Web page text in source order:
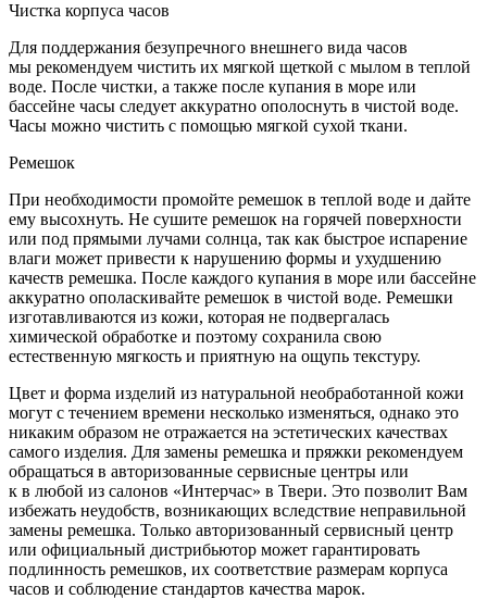
Чистка корпуса часов
Для поддержания безупречного внешнего вида часов
мы рекомендуем чистить их мягкой щеткой с мылом в теплой
воде. После чистки, а также после купания в море или
бассейне часы следует аккуратно ополоснуть в чистой воде.
Часы можно чистить с помощью мягкой сухой ткани.
Ремешок
При необходимости промойте ремешок в теплой воде и дайте
ему высохнуть. Не сушите ремешок на горячей поверхности
или под прямыми лучами солнца, так как быстрое испарение
влаги может привести к нарушению формы и ухудшению
качеств ремешка. После каждого купания в море или бассейне
аккуратно ополаскивайте ремешок в чистой воде. Ремешки
изготавливаются из кожи, которая не подвергалась
химической обработке и поэтому сохранила свою
естественную мягкость и приятную на ощупь текстуру.
Цвет и форма изделий из натуральной необработанной кожи
могут с течением времени несколько изменяться, однако это
никаким образом не отражается на эстетических качествах
самого изделия. Для замены ремешка и пряжки рекомендуем
обращаться в авторизованные сервисные центры или
к в любой из салонов «Интерчас» в Твери. Это позволит Вам
избежать неудобств, возникающих вследствие неправильной
замены ремешка. Только авторизованный сервисный центр
или официальный дистрибьютор может гарантировать
подлинность ремешков, их соответствие размерам корпуса
часов и соблюдение стандартов качества марок.